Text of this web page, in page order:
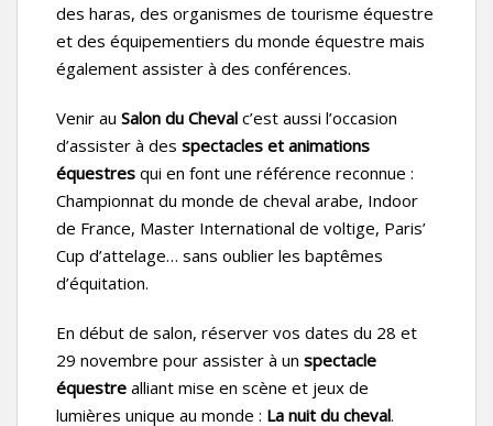
des haras, des organismes de tourisme équestre
et des équipementiers du monde équestre mais
également assister à des conférences.
Venir au Salon du Cheval c’est aussi l’occasion
d’assister à des spectacles et animations
équestres qui en font une référence reconnue :
Championnat du monde de cheval arabe, Indoor
de France, Master International de voltige, Paris’
Cup d’attelage… sans oublier les baptêmes
d’équitation.
En début de salon, réserver vos dates du 28 et
29 novembre pour assister à un spectacle
équestre alliant mise en scène et jeux de
lumières unique au monde : La nuit du cheval.